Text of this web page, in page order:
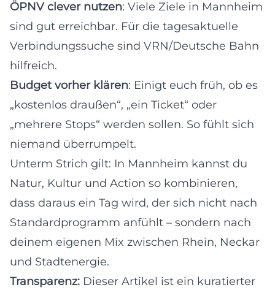
ÖPNV clever nutzen: Viele Ziele in Mannheim
sind gut erreichbar. Für die tagesaktuelle
Verbindungssuche sind VRN/Deutsche Bahn
hilfreich.
Budget vorher klären: Einigt euch früh, ob es
„kostenlos draußen“, „ein Ticket“ oder
„mehrere Stops“ werden sollen. So fühlt sich
niemand überrumpelt.
Unterm Strich gilt: In Mannheim kannst du
Natur, Kultur und Action so kombinieren,
dass daraus ein Tag wird, der sich nicht nach
Standardprogramm anfühlt – sondern nach
deinem eigenen Mix zwischen Rhein, Neckar
und Stadtenergie.
Transparenz: Dieser Artikel ist ein kuratierter